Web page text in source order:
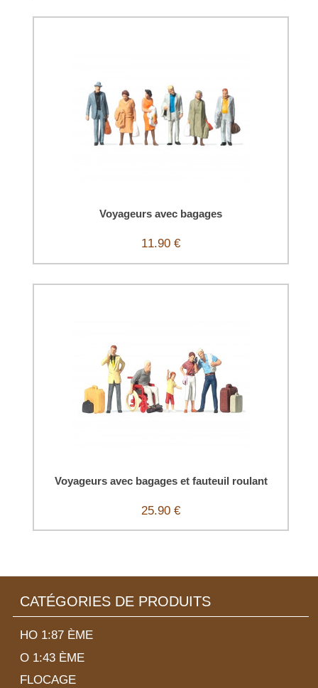
Voyageurs avec bagages
11.90 €
Voyageurs avec bagages et fauteuil roulant
25.90 €
CATÉGORIES DE PRODUITS
HO 1:87 ÈME
O 1:43 ÈME
FLOCAGE